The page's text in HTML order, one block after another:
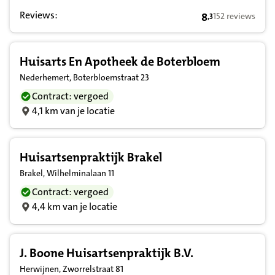
Reviews: 8,3 op basis van
8,3152 reviews
Huisarts En Apotheek de Boterbloem
Nederhemert, Boterbloemstraat 23
Contract: vergoed
4,1 km van je locatie
Huisartsenpraktijk Brakel
Brakel, Wilhelminalaan 11
Contract: vergoed
4,4 km van je locatie
J. Boone Huisartsenpraktijk B.V.
Herwijnen, Zworrelstraat 81